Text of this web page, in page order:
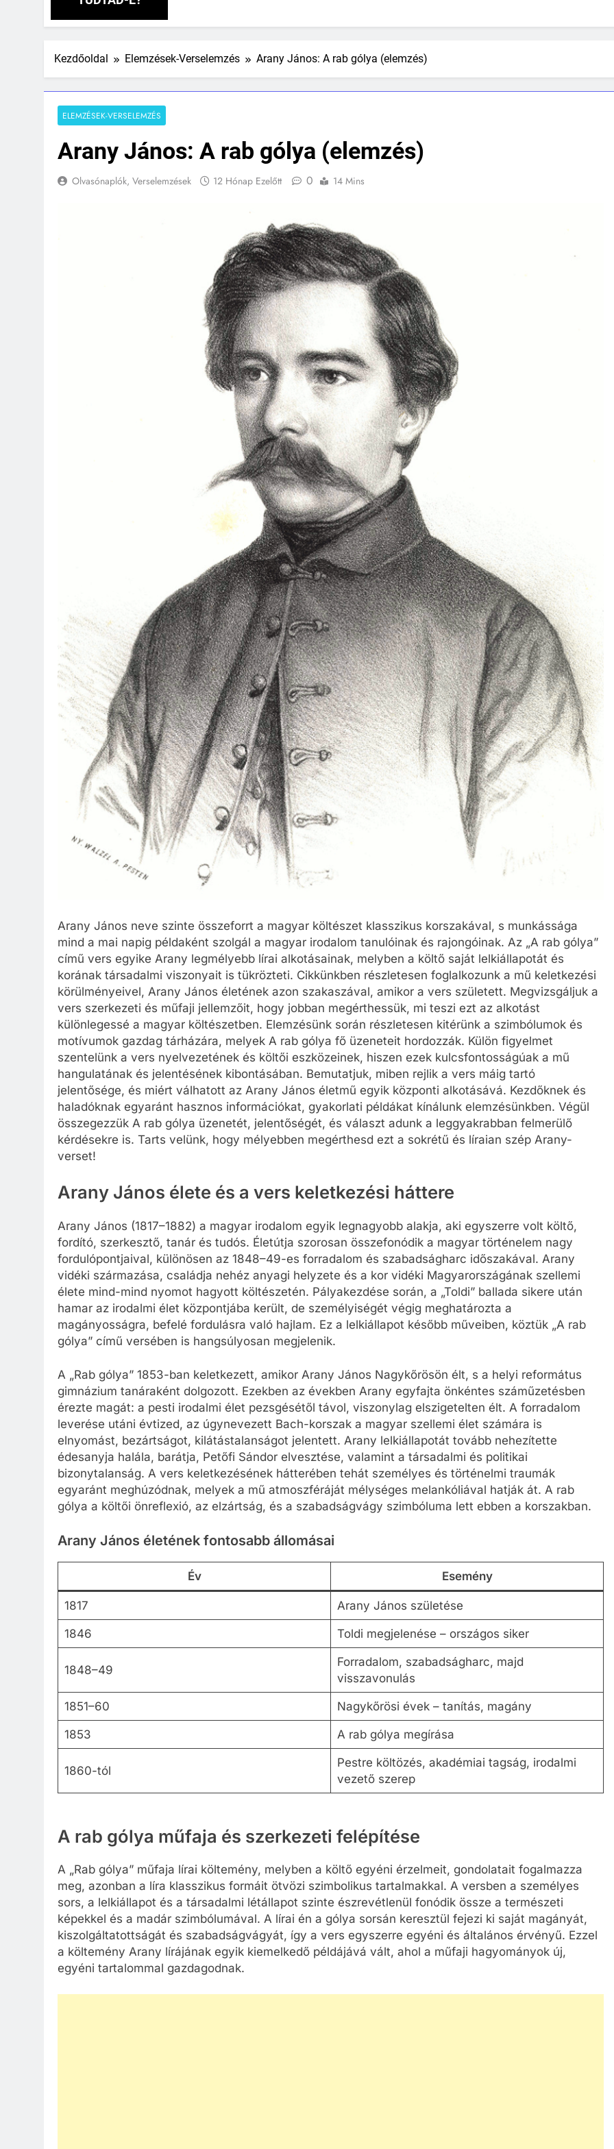
Kezdőoldal Elemzések-Verselemzés Arany János: A rab gólya (elemzés)
ELEMZÉSEK-VERSELEMZÉS
Arany János: A rab gólya (elemzés)
Olvasónaplók, Verselemzések 12 Hónap Ezelőtt 0 14 Mins
Arany János neve szinte összeforrt a magyar költészet klasszikus korszakával, s munkássága
mind a mai napig példaként szolgál a magyar irodalom tanulóinak és rajongóinak. Az „A rab gólya”
című vers egyike Arany legmélyebb lírai alkotásainak, melyben a költő saját lelkiállapotát és
korának társadalmi viszonyait is tükrözteti. Cikkünkben részletesen foglalkozunk a mű keletkezési
körülményeivel, Arany János életének azon szakaszával, amikor a vers született. Megvizsgáljuk a
vers szerkezeti és műfaji jellemzőit, hogy jobban megérthessük, mi teszi ezt az alkotást
különlegessé a magyar költészetben. Elemzésünk során részletesen kitérünk a szimbólumok és
motívumok gazdag tárházára, melyek A rab gólya fő üzeneteit hordozzák. Külön figyelmet
szentelünk a vers nyelvezetének és költői eszközeinek, hiszen ezek kulcsfontosságúak a mű
hangulatának és jelentésének kibontásában. Bemutatjuk, miben rejlik a vers máig tartó
jelentősége, és miért válhatott az Arany János életmű egyik központi alkotásává. Kezdőknek és
haladóknak egyaránt hasznos információkat, gyakorlati példákat kínálunk elemzésünkben. Végül
összegezzük A rab gólya üzenetét, jelentőségét, és választ adunk a leggyakrabban felmerülő
kérdésekre is. Tarts velünk, hogy mélyebben megérthesd ezt a sokrétű és líraian szép Arany-
verset!
Arany János élete és a vers keletkezési háttere
Arany János (1817–1882) a magyar irodalom egyik legnagyobb alakja, aki egyszerre volt költő,
fordító, szerkesztő, tanár és tudós. Életútja szorosan összefonódik a magyar történelem nagy
fordulópontjaival, különösen az 1848–49-es forradalom és szabadságharc időszakával. Arany
vidéki származása, családja nehéz anyagi helyzete és a kor vidéki Magyarországának szellemi
élete mind-mind nyomot hagyott költészetén. Pályakezdése során, a „Toldi” ballada sikere után
hamar az irodalmi élet központjába került, de személyiségét végig meghatározta a
magányosságra, befelé fordulásra való hajlam. Ez a lelkiállapot később műveiben, köztük „A rab
gólya” című versében is hangsúlyosan megjelenik.
A „Rab gólya” 1853-ban keletkezett, amikor Arany János Nagykőrösön élt, s a helyi református
gimnázium tanáraként dolgozott. Ezekben az években Arany egyfajta önkéntes száműzetésben
érezte magát: a pesti irodalmi élet pezsgésétől távol, viszonylag elszigetelten élt. A forradalom
leverése utáni évtized, az úgynevezett Bach-korszak a magyar szellemi élet számára is
elnyomást, bezártságot, kilátástalanságot jelentett. Arany lelkiállapotát tovább nehezítette
édesanyja halála, barátja, Petőfi Sándor elvesztése, valamint a társadalmi és politikai
bizonytalanság. A vers keletkezésének hátterében tehát személyes és történelmi traumák
egyaránt meghúzódnak, melyek a mű atmoszféráját mélységes melankóliával hatják át. A rab
gólya a költői önreflexió, az elzártság, és a szabadságvágy szimbóluma lett ebben a korszakban.
Arany János életének fontosabb állomásai
Év Esemény
1817 Arany János születése
1846 Toldi megjelenése – országos siker
1848–49
Forradalom, szabadságharc, majd
visszavonulás
1851–60 Nagykőrösi évek – tanítás, magány
1853 A rab gólya megírása
1860-tól
Pestre költözés, akadémiai tagság, irodalmi
vezető szerep
A rab gólya műfaja és szerkezeti felépítése
A „Rab gólya” műfaja lírai költemény, melyben a költő egyéni érzelmeit, gondolatait fogalmazza
meg, azonban a líra klasszikus formáit ötvözi szimbolikus tartalmakkal. A versben a személyes
sors, a lelkiállapot és a társadalmi létállapot szinte észrevétlenül fonódik össze a természeti
képekkel és a madár szimbólumával. A lírai én a gólya sorsán keresztül fejezi ki saját magányát,
kiszolgáltatottságát és szabadságvágyát, így a vers egyszerre egyéni és általános érvényű. Ezzel
a költemény Arany lírájának egyik kiemelkedő példájává vált, ahol a műfaji hagyományok új,
egyéni tartalommal gazdagodnak.